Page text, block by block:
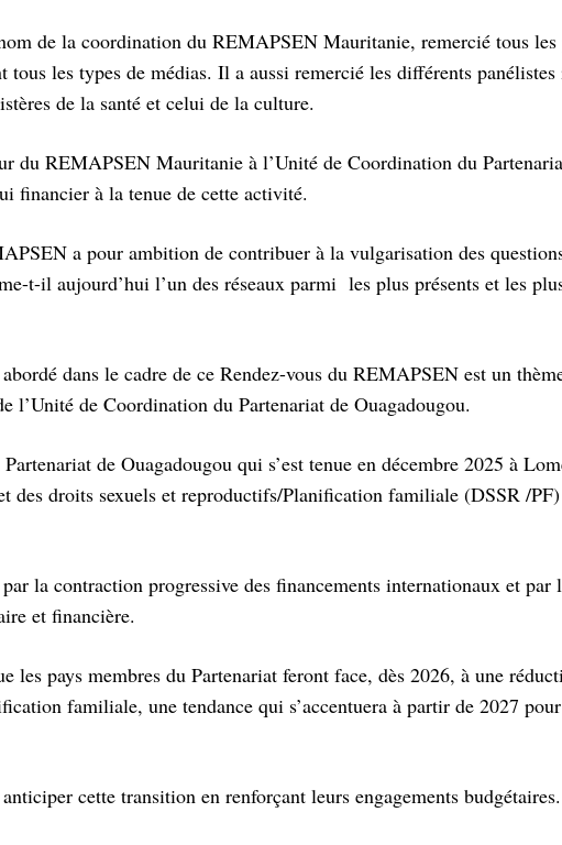
de la coordination du REMAPSEN Mauritanie, remercié tous
tous les types de médias. Il a aussi remercié les différents panélistes
de la santé et celui de la culture.
du REMAPSEN Mauritanie à l’Unité de Coordination du
financier à la tenue de cette activité.
a pour ambition de contribuer à la vulgarisation des
t-il aujourd’hui l’un des réseaux parmi les plus présents et les
dans le cadre de ce Rendez-vous du REMAPSEN est un
l’Unité de Coordination du Partenariat de Ouagadougou.
de Ouagadougou qui s’est tenue en décembre 2025 à
des droits sexuels et reproductifs/Planification familiale (DSSR /
la contraction progressive des financements internationaux et par
et financière.
les pays membres du Partenariat feront face, dès 2026, à une
familiale, une tendance qui s’accentuera à partir de 2027
cette transition en renforçant leurs engagements budgétaires.